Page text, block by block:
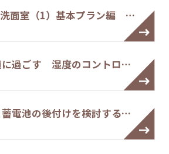
洗面室（1）基本プラン編 …
過ごす 湿度のコントロ…
電池の後付けを検討する…